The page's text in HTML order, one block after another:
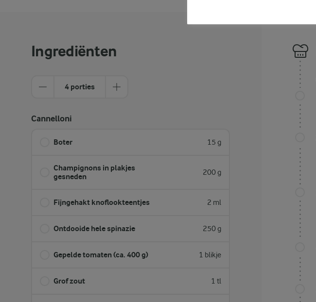
Ingrediënten
4 porties
Cannelloni
Boter 15 g
Champignons in plakjes
gesneden
200 g
Fijngehakt knoflookteentjes 2 ml
Ontdooide hele spinazie 250 g
Gepelde tomaten (ca. 400 g) 1 blikje
Grof zout 1 tl